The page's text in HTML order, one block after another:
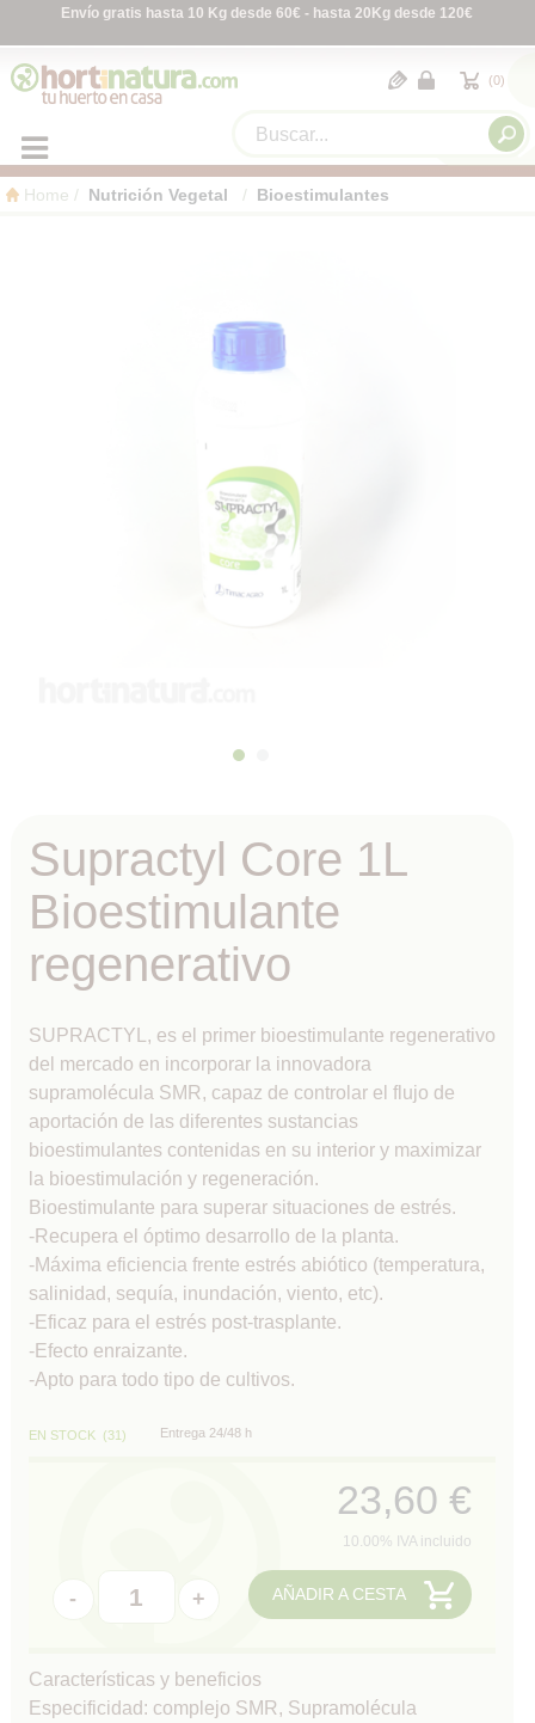
Envío gratis hasta 10 Kg desde 60€ - hasta 20Kg desde 120€
0
Home Nutrición Vegetal Bioestimulantes
Supractyl Core 1L
Bioestimulante
regenerativo
SUPRACTYL, es el primer bioestimulante regenerativo
del mercado en incorporar la innovadora
supramolécula SMR, capaz de controlar el flujo de
aportación de las diferentes sustancias
bioestimulantes contenidas en su interior y maximizar
la bioestimulación y regeneración.
Bioestimulante para superar situaciones de estrés.
-Recupera el óptimo desarrollo de la planta.
-Máxima eficiencia frente estrés abiótico (temperatura,
salinidad, sequía, inundación, viento, etc).
-Eficaz para el estrés post-trasplante.
-Efecto enraizante.
-Apto para todo tipo de cultivos.
EN STOCK (31) Entrega 24/48 h
23,60 €
10.00% IVA incluido
- + AÑADIR A CESTA
Características y beneficios
Especificidad: complejo SMR, Supramolécula